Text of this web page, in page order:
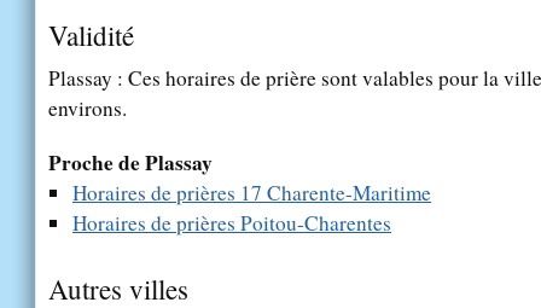
Validité
Plassay : Ces horaires de prière sont valables pour la
environs.
Proche de Plassay
Horaires de prières 17 Charente-Maritime
Horaires de prières Poitou-Charentes
Autres villes